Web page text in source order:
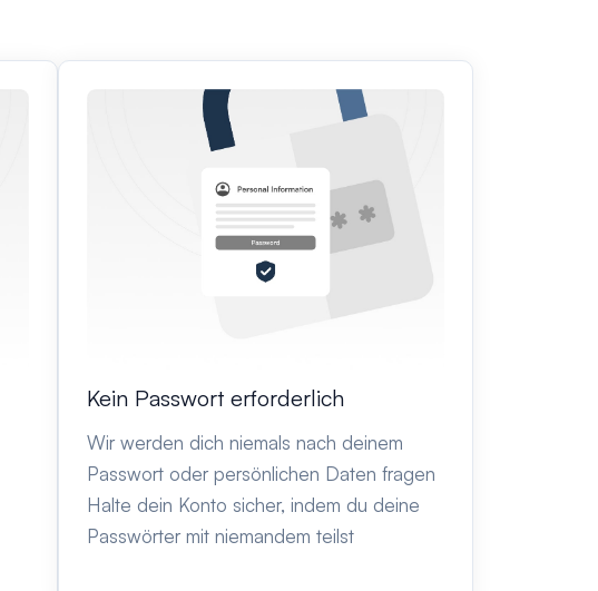
Kein Passwort erforderlich
Wir werden dich niemals nach deinem
Passwort oder persönlichen Daten fragen
Halte dein Konto sicher, indem du deine
Passwörter mit niemandem teilst